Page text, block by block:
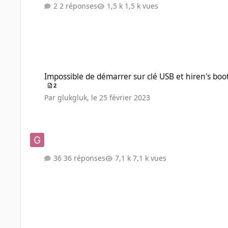
2 réponses 1,5 k vues
Impossible de démarrer sur clé USB et hiren's
2
Parglukgluk, le 25 février 2023
36 réponses 7,1 k vues